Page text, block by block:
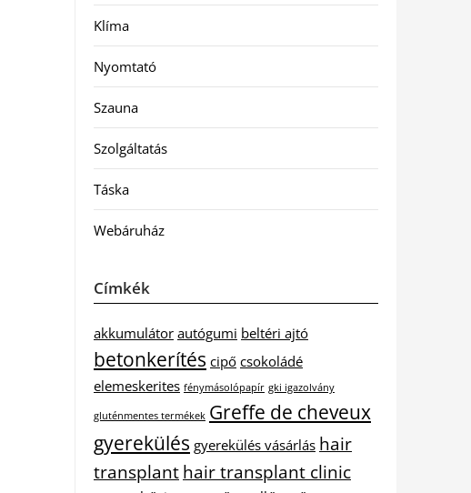
Klíma
Nyomtató
Szauna
Szolgáltatás
Táska
Webáruház
Címkék
akkumulátor autógumi beltéri ajtó
betonkerítés cipő csokoládé
elemeskerites fénymásolópapír gki igazolvány
gluténmentes termékek Greffe de cheveux
gyerekülés gyerekülés vásárlás hair
transplant hair transplant clinic